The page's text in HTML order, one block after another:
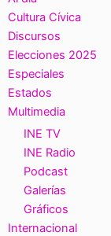
Cultura Cívica
Discursos
Elecciones 2025
Especiales
Estados
Multimedia
INE TV
INE Radio
Podcast
Galerías
Gráficos
Internacional